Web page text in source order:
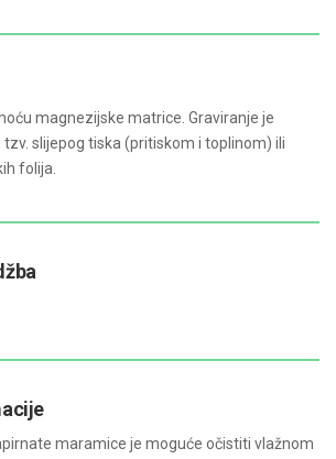
magnezijske matrice. Graviranje je
slijepog tiska (pritiskom i toplinom) ili
folija.
maramice je moguće očistiti vlažnom